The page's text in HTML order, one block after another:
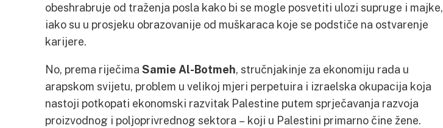
obeshrabruje od traženja posla kako bi se mogle posvetiti ulozi supruge i majke,
iako su u prosjeku obrazovanije od muškaraca koje se podstiče na ostvarenje
karijere.
No, prema riječima Samie Al-Botmeh, stručnjakinje za ekonomiju rada u
arapskom svijetu, problem u velikoj mjeri perpetuira i izraelska okupacija koja
nastoji potkopati ekonomski razvitak Palestine putem sprječavanja razvoja
proizvodnog i poljoprivrednog sektora – koji u Palestini primarno čine žene.